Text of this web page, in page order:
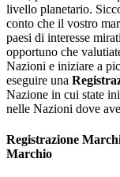
livello planetario.
conto che il vostro
paesi di interesse
opportuno che
Nazioni e iniziare a
eseguire una
Nazione in cui state
nelle Nazioni dove
Registrazione
Marchio